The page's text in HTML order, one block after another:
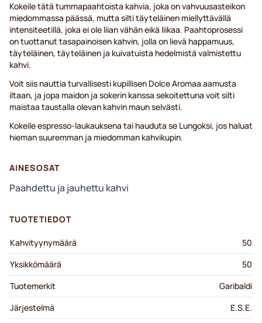
Kokeile tätä tummapaahtoista kahvia, joka on vahvuusasteikon
miedommassa päässä, mutta silti täyteläinen miellyttävällä
intensiteetillä, joka ei ole liian vähän eikä liikaa. Paahtoprosessi
on tuottanut tasapainoisen kahvin, jolla on lievä happamuus,
täyteläinen, täyteläinen ja kuivatuista hedelmistä valmistettu
kahvi.
Voit siis nauttia turvallisesti kupillisen Dolce Aromaa aamusta
iltaan, ja jopa maidon ja sokerin kanssa sekoitettuna voit silti
maistaa taustalla olevan kahvin maun selvästi.
Kokeile espresso-laukauksena tai hauduta se Lungoksi, jos haluat
hieman suuremman ja miedomman kahvikupin.
AINESOSAT
Paahdettu ja jauhettu kahvi
TUOTETIEDOT
Kahvityynymäärä
50
Yksikkömäärä
50
Tuotemerkit
Garibaldi
Järjestelmä
E.S.E.